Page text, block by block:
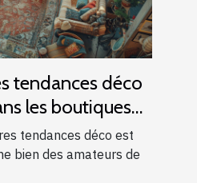
tendances déco
les boutiques
tendances déco est
bien des amateurs de